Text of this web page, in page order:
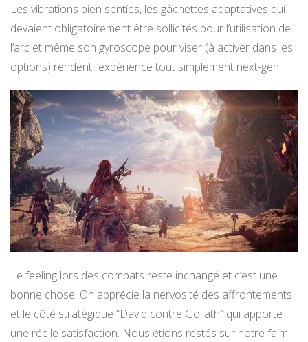
Les vibrations bien senties, les gâchettes adaptatives qui
devaient obligatoirement être sollicités pour l’utilisation de
l’arc et même son gyroscope pour viser (à activer dans les
options) rendent l’expérience tout simplement next-gen.
Le feeling lors des combats reste inchangé et c’est une
bonne chose. On apprécie la nervosité des affrontements
et le côté stratégique “David contre Goliath” qui apporte
une réelle satisfaction. Nous étions restés sur notre faim